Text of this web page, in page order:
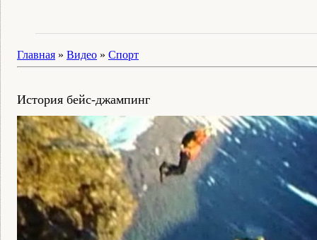
Главная » Видео » Спорт
История бейс-джампинг